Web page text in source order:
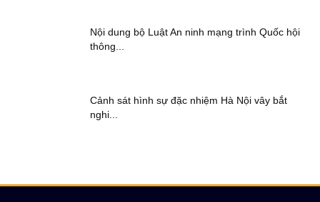
Nội dung bộ Luật An ninh mạng trình Quốc hội
thông...
Cảnh sát hình sự đặc nhiệm Hà Nội vây bắt
nghi...